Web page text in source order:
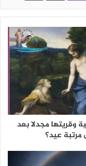
وقريتها مجدلا بعد
مرتبة عيد؟